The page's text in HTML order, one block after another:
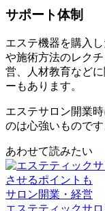
サポート体制
エステ機器を購入
や施術方法のレク
営、人材教育など
ーもあります。
エステサロン開業
のは心強いものです
あわせて読みたい
サロン開業・経営